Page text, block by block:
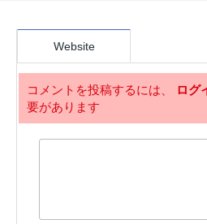
第43.3話
3ヶ月前
第43.1話
3ヶ月前
第
3ヶ
第42.2話
3ヶ月前 3
Website
コメントを投稿するには、 ログ
要があります